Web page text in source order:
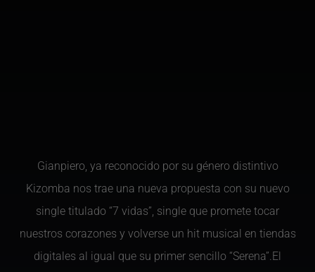
Gianpiero, ya reconocido por su género distintivo
Kizomba nos trae una nueva propuesta con su nuevo
single titulado “7 vidas”, single que promete tocar
nuestros corazones y volverse un hit musical en tiendas
digitales al igual que su primer sencillo “Serena”.El